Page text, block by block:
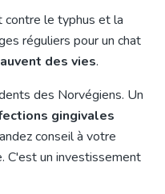
contre le typhus et la
réguliers pour un chat
des vies.
des Norvégiens. Un
gingivales
conseil à votre
C'est un investissement